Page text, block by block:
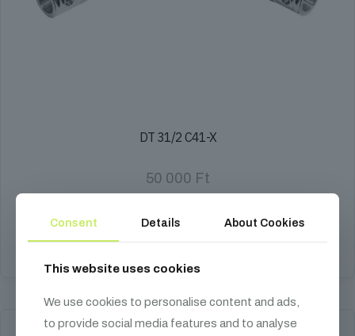
DT 31/2 C41-X
50 000 Ft
Consent Details About Cookies
This website uses cookies
We use cookies to personalise content and ads,
to provide social media features and to analyse